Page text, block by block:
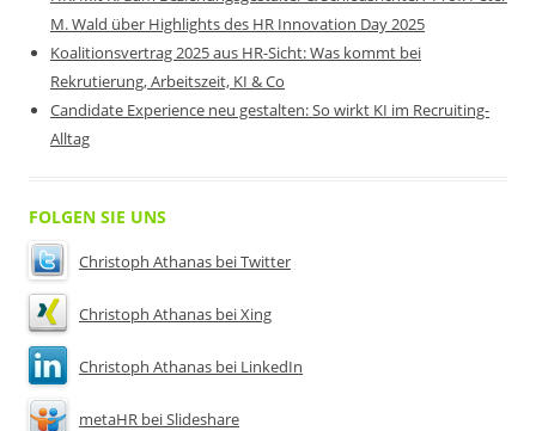
M. Wald über Highlights des HR Innovation Day 2025
Koalitionsvertrag 2025 aus HR-Sicht: Was kommt bei
Rekrutierung, Arbeitszeit, KI & Co
Candidate Experience neu gestalten: So wirkt KI im Recruiting-
Alltag
FOLGEN SIE UNS
Christoph Athanas bei Twitter
Christoph Athanas bei Xing
Christoph Athanas bei LinkedIn
metaHR bei Slideshare